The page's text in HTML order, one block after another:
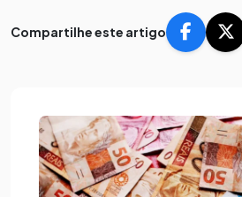
Compartilhe este artigo